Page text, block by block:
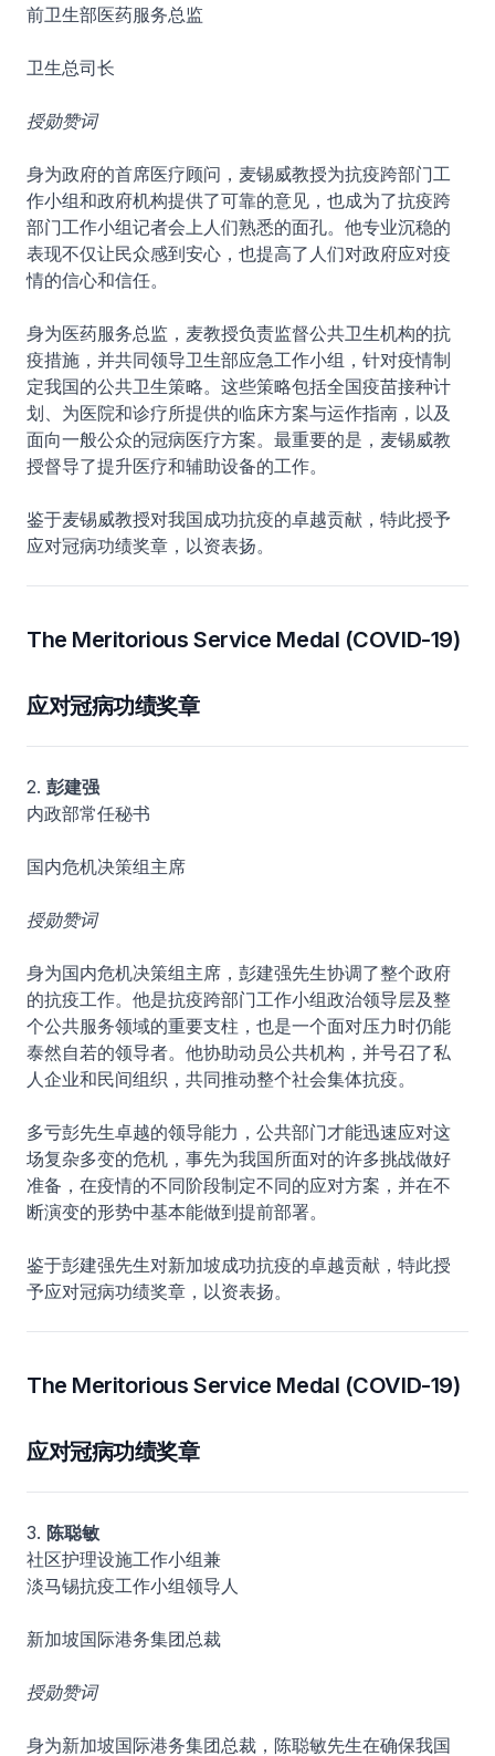
前卫生部医药服务总监
卫生总司长
授勋赞词
身为政府的首席医疗顾问，麦锡威教授为抗疫跨部门工
作小组和政府机构提供了可靠的意见，也成为了抗疫跨
部门工作小组记者会上人们熟悉的面孔。他专业沉稳的
表现不仅让民众感到安心，也提高了人们对政府应对疫
情的信心和信任。
身为医药服务总监，麦教授负责监督公共卫生机构的抗
疫措施，并共同领导卫生部应急工作小组，针对疫情制
定我国的公共卫生策略。这些策略包括全国疫苗接种计
划、为医院和诊疗所提供的临床方案与运作指南，以及
面向一般公众的冠病医疗方案。最重要的是，麦锡威教
授督导了提升医疗和辅助设备的工作。
鉴于麦锡威教授对我国成功抗疫的卓越贡献，特此授予
应对冠病功绩奖章，以资表扬。
The Meritorious Service Medal (COVID-19)
应对冠病功绩奖章
2. 彭建强
内政部常任秘书
国内危机决策组主席
授勋赞词
身为国内危机决策组主席，彭建强先生协调了整个政府
的抗疫工作。他是抗疫跨部门工作小组政治领导层及整
个公共服务领域的重要支柱，也是一个面对压力时仍能
泰然自若的领导者。他协助动员公共机构，并号召了私
人企业和民间组织，共同推动整个社会集体抗疫。
多亏彭先生卓越的领导能力，公共部门才能迅速应对这
场复杂多变的危机，事先为我国所面对的许多挑战做好
准备，在疫情的不同阶段制定不同的应对方案，并在不
断演变的形势中基本能做到提前部署。
鉴于彭建强先生对新加坡成功抗疫的卓越贡献，特此授
予应对冠病功绩奖章，以资表扬。
The Meritorious Service Medal (COVID-19)
应对冠病功绩奖章
3. 陈聪敏
社区护理设施工作小组兼
淡马锡抗疫工作小组领导人
新加坡国际港务集团总裁
授勋赞词
身为新加坡国际港务集团总裁，陈聪敏先生在确保我国